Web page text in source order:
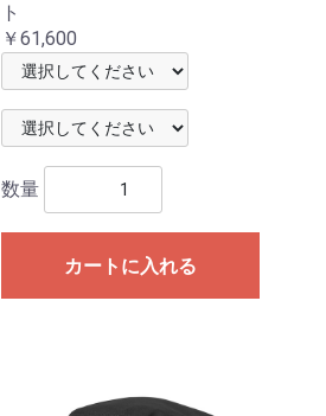
ト
￥61,600
数量
カートに入れる